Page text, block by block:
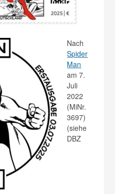
Nach
Spider
Man
am 7.
Juli
2022
(MiNr.
3697)
(siehe
DBZ